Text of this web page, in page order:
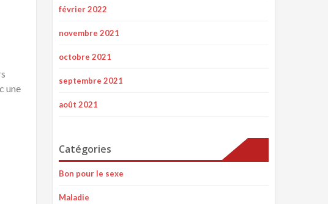
une
février 2022
novembre 2021
octobre 2021
septembre 2021
août 2021
Catégories
Bon pour le sexe
Maladie